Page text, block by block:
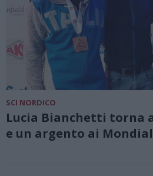
SCI NORDICO
Lucia Bianchetti torna
e un argento ai